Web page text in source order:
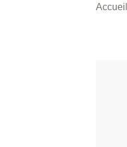
Accueil